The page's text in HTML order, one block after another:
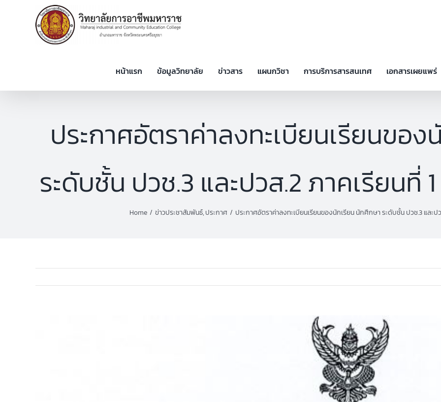
หน้าแรก ข้อมูลวิทยาลัย ข่าวสาร แผนกวิชา การบริการสารสนเทศ เอกสารเผยแพร่
ประกาศอัตราค่าลงทะเบียนเรียนขอ
ระดับชั้น ปวช.3 และปวส.2 ภาคเรียนที่
Home ข่าวประชาสัมพันธ์ ประกาศ ประกาศอัตราค่าลงทะเบียนเรียนของนักเรียน นักศึกษา ระดับชั้น ปวช.3 และป